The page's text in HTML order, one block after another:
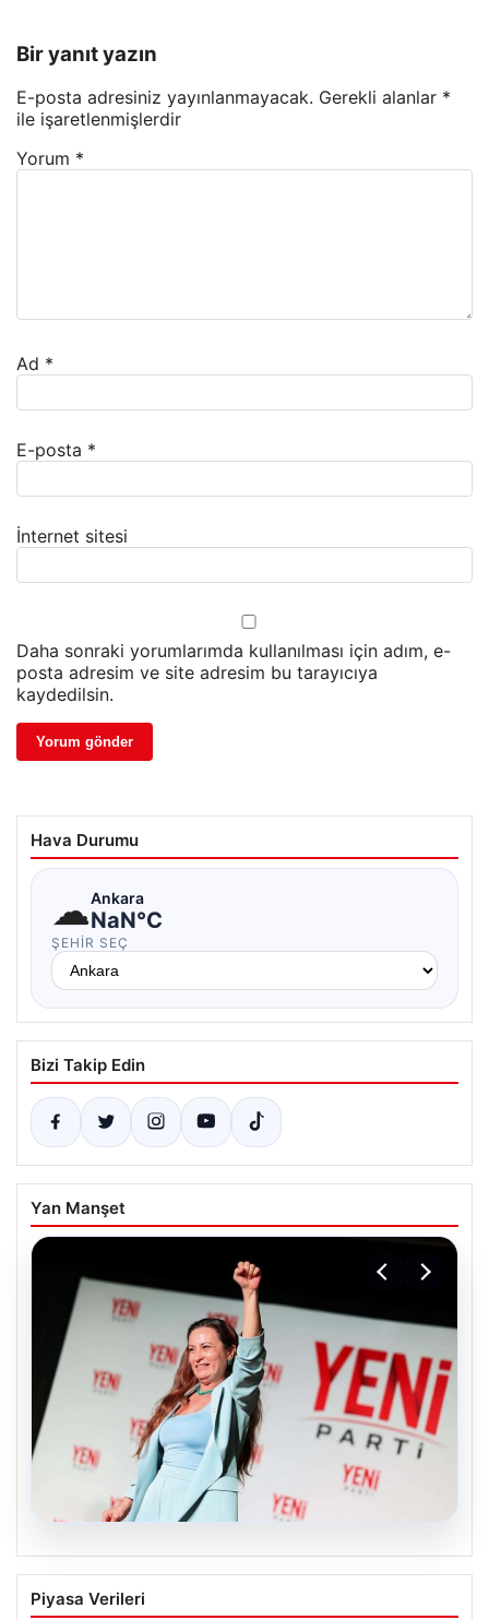
Bir yanıt yazın
E-posta adresiniz yayınlanmayacak. Gerekli alanlar *
ile işaretlenmişlerdir
Yorum *
Ad *
E-posta *
İnternet sitesi
Daha sonraki yorumlarımda kullanılması için adım, e-
posta adresim ve site adresim bu tarayıcıya
kaydedilsin.
Hava Durumu
☁Ankara
NaN°C
ŞEHIR SEÇ
Bizi Takip Edin
Yan Manşet
Yeni Parti Manisa İl Başkanı İlksen
Özalper Rüşvet Soruşturması
Piyasa Verileri